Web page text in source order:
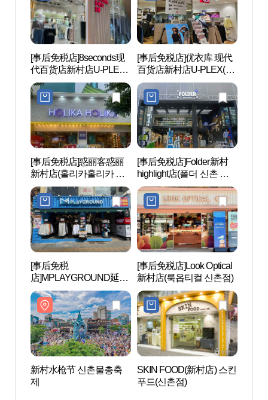
[事后免税店]8seconds现
代百货店新村店U-PLEX
店(에잇세컨즈 현대백화
점 신촌점 유플렉스)
[事后免税店]优衣库 现代
百货店新村店U-PLEX(유
니클로 현대백화점 신촌
점 유플렉스)
[事后免税店]惑丽客惑丽
新村店(홀리카홀리카 신
촌점)
[事后免税店]Folder新村
highlight店(폴더 신촌 하이
라이트점)
[事后免税
店]MPLAYGROUND延世
店(엠플레이그라운드 연
세점)
[事后免税店]Look Optical
新村店(룩옵티컬 신촌점)
新村水枪节 신촌물총축
제
SKIN FOOD(新村店) 스킨
푸드(신촌점)